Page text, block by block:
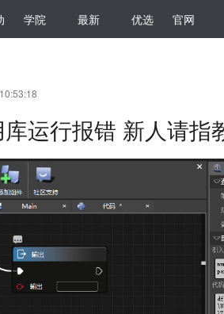
学院 最新 优选 官网
运行报错 新人请指